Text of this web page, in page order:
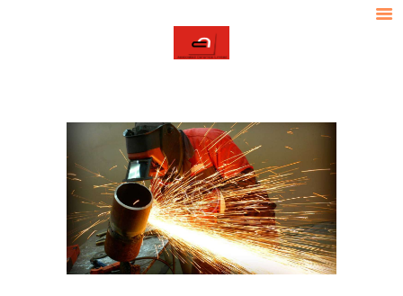
ACL
TECHNICAL DATA
OUR STRENGTH
CONTACT US